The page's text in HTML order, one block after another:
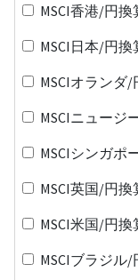
MSCI香港/円換
MSCI日本/円換
MSCIオランダ/
MSCIニュージ
MSCIシンガポ
MSCI英国/円換
MSCI米国/円換
MSCIブラジル/